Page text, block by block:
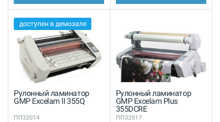
доступен в демозале
Рулонный ламинатор
GMP Excelam II 355Q
ПП32014
Рулонный ламинатор
GMP Excelam Plus
355DCRE
ПП32017